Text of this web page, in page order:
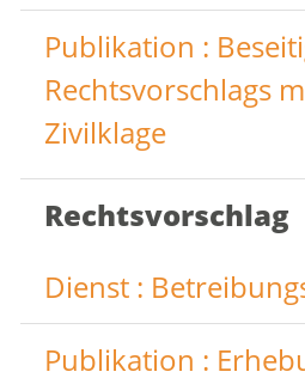
Publikation :
Rechtsvorschlags
Zivilklage
Rechtsvorschlag
Dienst :
Publikation :